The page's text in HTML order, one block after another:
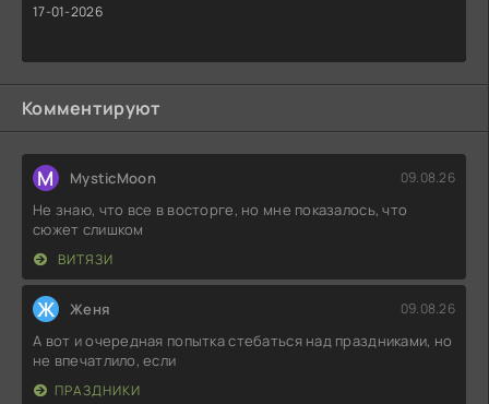
17-01-2026
Комментируют
M MysticMoon 09.08.26
Не знаю, что все в восторге, но мне показалось, что
сюжет слишком
ВИТЯЗИ
Ж Женя 09.08.26
А вот и очередная попытка стебаться над праздниками, но
не впечатлило, если
ПРАЗДНИКИ